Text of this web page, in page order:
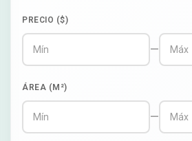
PRECIO ($)
—
ÁREA (M²)
—